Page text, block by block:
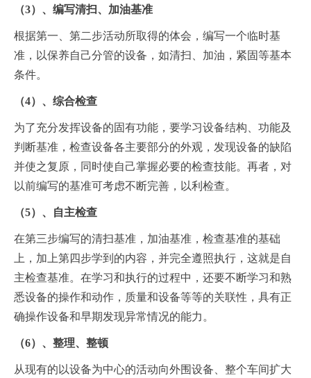
（3）、编写清扫、加油基准
根据第一、第二步活动所取得的体会，编写一个临时基
准，以保养自己分管的设备，如清扫、加油，紧固等基本
条件。
（4）、综合检查
为了充分发挥设备的固有功能，要学习设备结构、功能及
判断基准，检查设备各主要部分的外观，发现设备的缺陷
并使之复原，同时使自己掌握必要的检查技能。再者，对
以前编写的基准可考虑不断完善，以利检查。
（5）、自主检查
在第三步编写的清扫基准，加油基准，检查基准的基础
上，加上第四步学到的内容，并完全遵照执行，这就是自
主检查基准。在学习和执行的过程中，还要不断学习和熟
悉设备的操作和动作，质量和设备等等的关联性，具有正
确操作设备和早期发现异常情况的能力。
（6）、整理、整顿
从现有的以设备为中心的活动向外围设备、整个车间扩大